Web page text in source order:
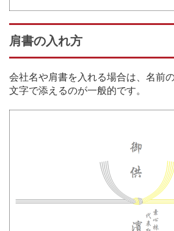
肩書の入れ方
会社名や肩書を入れる場合は、名前
文字で添えるのが一般的です。